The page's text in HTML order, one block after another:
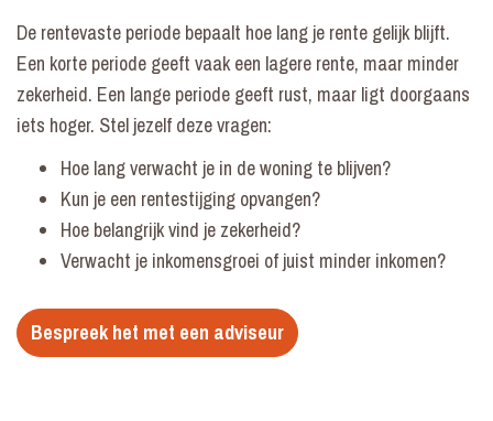
De rentevaste periode bepaalt hoe lang je rente gelijk blijft.
Een korte periode geeft vaak een lagere rente, maar minder
zekerheid. Een lange periode geeft rust, maar ligt doorgaans
iets hoger. Stel jezelf deze vragen:
Hoe lang verwacht je in de woning te blijven?
Kun je een rentestijging opvangen?
Hoe belangrijk vind je zekerheid?
Verwacht je inkomensgroei of juist minder inkomen?
Bespreek het met een adviseur